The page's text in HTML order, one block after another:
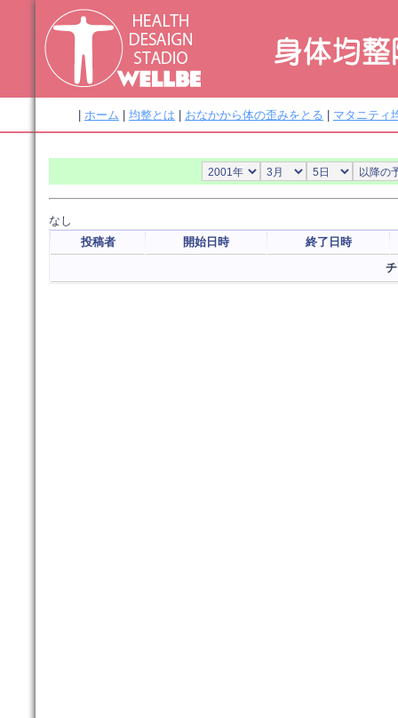
ホーム 均整とは おなかから体の歪みをとる マタニティ
なし
投稿者
開始日時
終了日時